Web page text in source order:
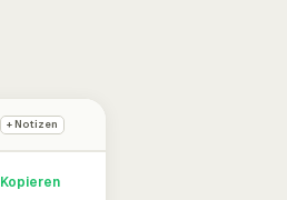
+ Notizen
Kopieren